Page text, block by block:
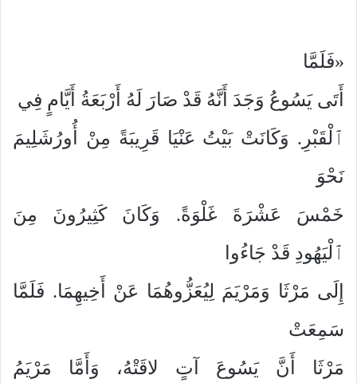
«فَلَمَّا
أَتَى يَسُوعُ وَجَدَ أَنَّهُ قَدْ صَارَ لَهُ أَرْبَعَةُ أَيَّامٍ فِي
ٱلْقَبْرِ. وَكَانَتْ بَيْتُ عَنْيَا قَرِيبَةً مِنْ أُورُشَلِيمَ
نَحْوَ
خَمْسَ عَشْرَةَ غَلْوَةً. وَكَانَ كَثِيرُونَ مِنَ
ٱلْيَهُودِ قَدْ جَاءُوا
إِلَى مَرْثَا وَمَرْيَمَ لِيُعَزُّوهُمَا عَنْ أَخِيهِمَا. فَلَمَّا
سَمِعَتْ
مَرْثَا أَنَّ يَسُوعَ آتٍ لاقَتْهُ، وَأَمَّا مَرْيَمُ